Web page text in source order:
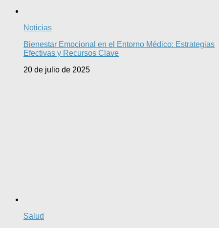
Noticias
Bienestar Emocional en el Entorno Médico: Estrategias
Efectivas y Recursos Clave
20 de julio de 2025
Salud